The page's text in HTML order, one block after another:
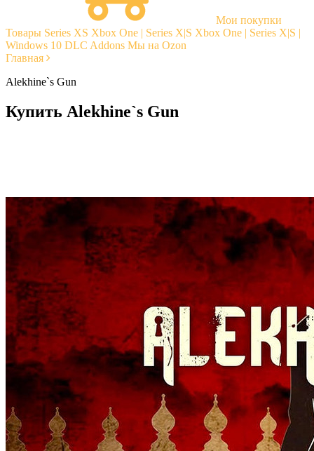
Мои покупки
Товары Series XS Xbox One | Series X|S Xbox One | Series X|S |
Windows 10 DLC Addons Мы на Ozon
Главная
Alekhine`s Gun
Купить Alekhine`s Gun